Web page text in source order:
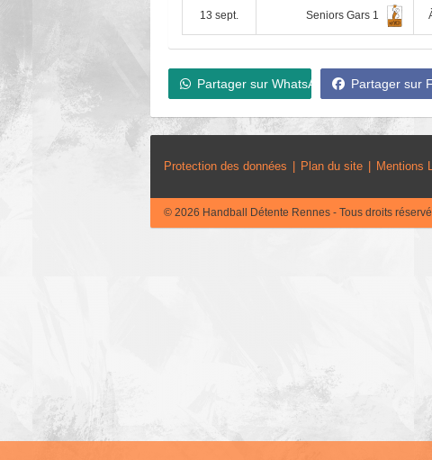
13 sept. Seniors Gars 1
Partager sur WhatsApp Partager sur
Protection des données Plan du site Mentions
© 2026 Handball Détente Rennes - Tous droits